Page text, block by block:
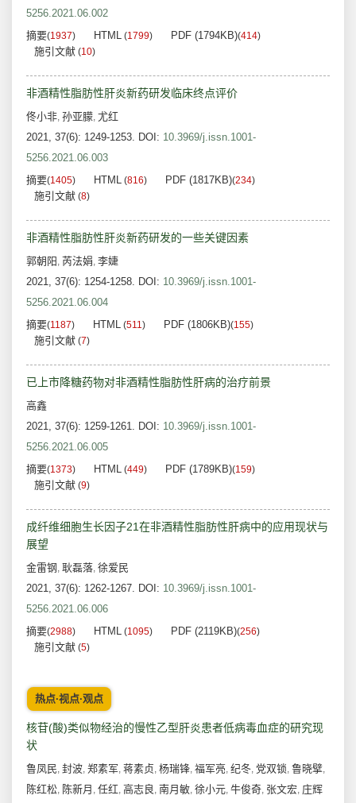
5256.2021.06.002
摘要(1937) HTML (1799) PDF (1794KB)(414)
施引文献 (10)
非酒精性脂肪性肝炎新药研发临床终点评价
佟小非, 孙亚朦, 尤红
2021, 37(6): 1249-1253. DOI: 10.3969/j.issn.1001-
5256.2021.06.003
摘要(1405) HTML (816) PDF (1817KB)(234)
施引文献 (8)
非酒精性脂肪性肝炎新药研发的一些关键因素
郭朝阳 , 芮法娟, 李婕
2021, 37(6): 1254-1258. DOI: 10.3969/j.issn.1001-
5256.2021.06.004
摘要(1187) HTML (511) PDF (1806KB)(155)
施引文献 (7)
已上市降糖药物对非酒精性脂肪性肝病的治疗前景
高鑫
2021, 37(6): 1259-1261. DOI: 10.3969/j.issn.1001-
5256.2021.06.005
摘要(1373) HTML (449) PDF (1789KB)(159)
施引文献 (9)
成纤维细胞生长因子21在非酒精性脂肪性肝病中的应用现状与
展望
金雷钢, 耿磊落, 徐爱民
2021, 37(6): 1262-1267. DOI: 10.3969/j.issn.1001-
5256.2021.06.006
摘要(2988) HTML (1095) PDF (2119KB)(256)
施引文献 (5)
热点·视点·观点
核苷(酸)类似物经治的慢性乙型肝炎患者低病毒血症的研究现
状
鲁凤民, 封波, 郑素军, 蒋素贞, 杨瑞锋, 福军亮, 纪冬, 党双锁, 鲁晓擘,
陈红松, 陈新月 , 任红, 高志良, 南月敏, 徐小元, 牛俊奇, 张文宏, 庄辉